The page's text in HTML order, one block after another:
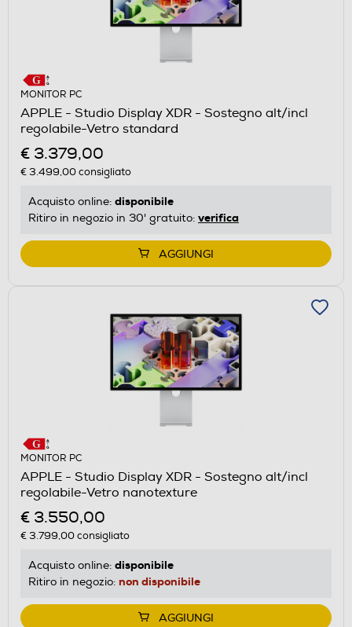
MONITOR PC
APPLE - Studio Display XDR - Sostegno alt/incl
regolabile-Vetro standard
€ 3.379,00
€ 3.499,00consigliato
Acquisto online: disponibile
Ritiro in negozio in 30' gratuito: verifica
AGGIUNGI
MONITOR PC
APPLE - Studio Display XDR - Sostegno alt/incl
regolabile-Vetro nanotexture
€ 3.550,00
€ 3.799,00consigliato
Acquisto online: disponibile
Ritiro in negozio: non disponibile
AGGIUNGI